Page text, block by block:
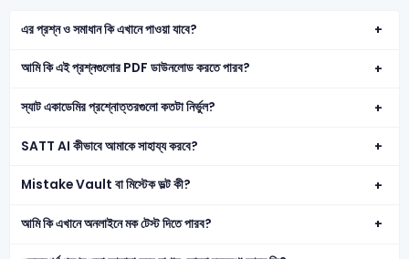
এর প্রশ্ন ও সমাধান কি এখানে পাওয়া যাবে?
আমি কি এই প্রশ্নগুলোর PDF ডাউনলোড করতে পারব?
স্যাট একাডেমির প্রশ্নোত্তরগুলো কতটা নির্ভুল?
SATT AI কীভাবে আমাকে সাহায্য করবে?
Mistake Vault বা মিস্টেক ভল্ট কী?
আমি কি এখানে অনলাইনে মক টেস্ট দিতে পারব?